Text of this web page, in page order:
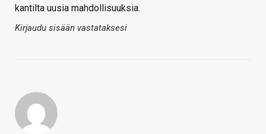
kantilta uusia mahdollisuuksia.
Kirjaudu sisään vastataksesi